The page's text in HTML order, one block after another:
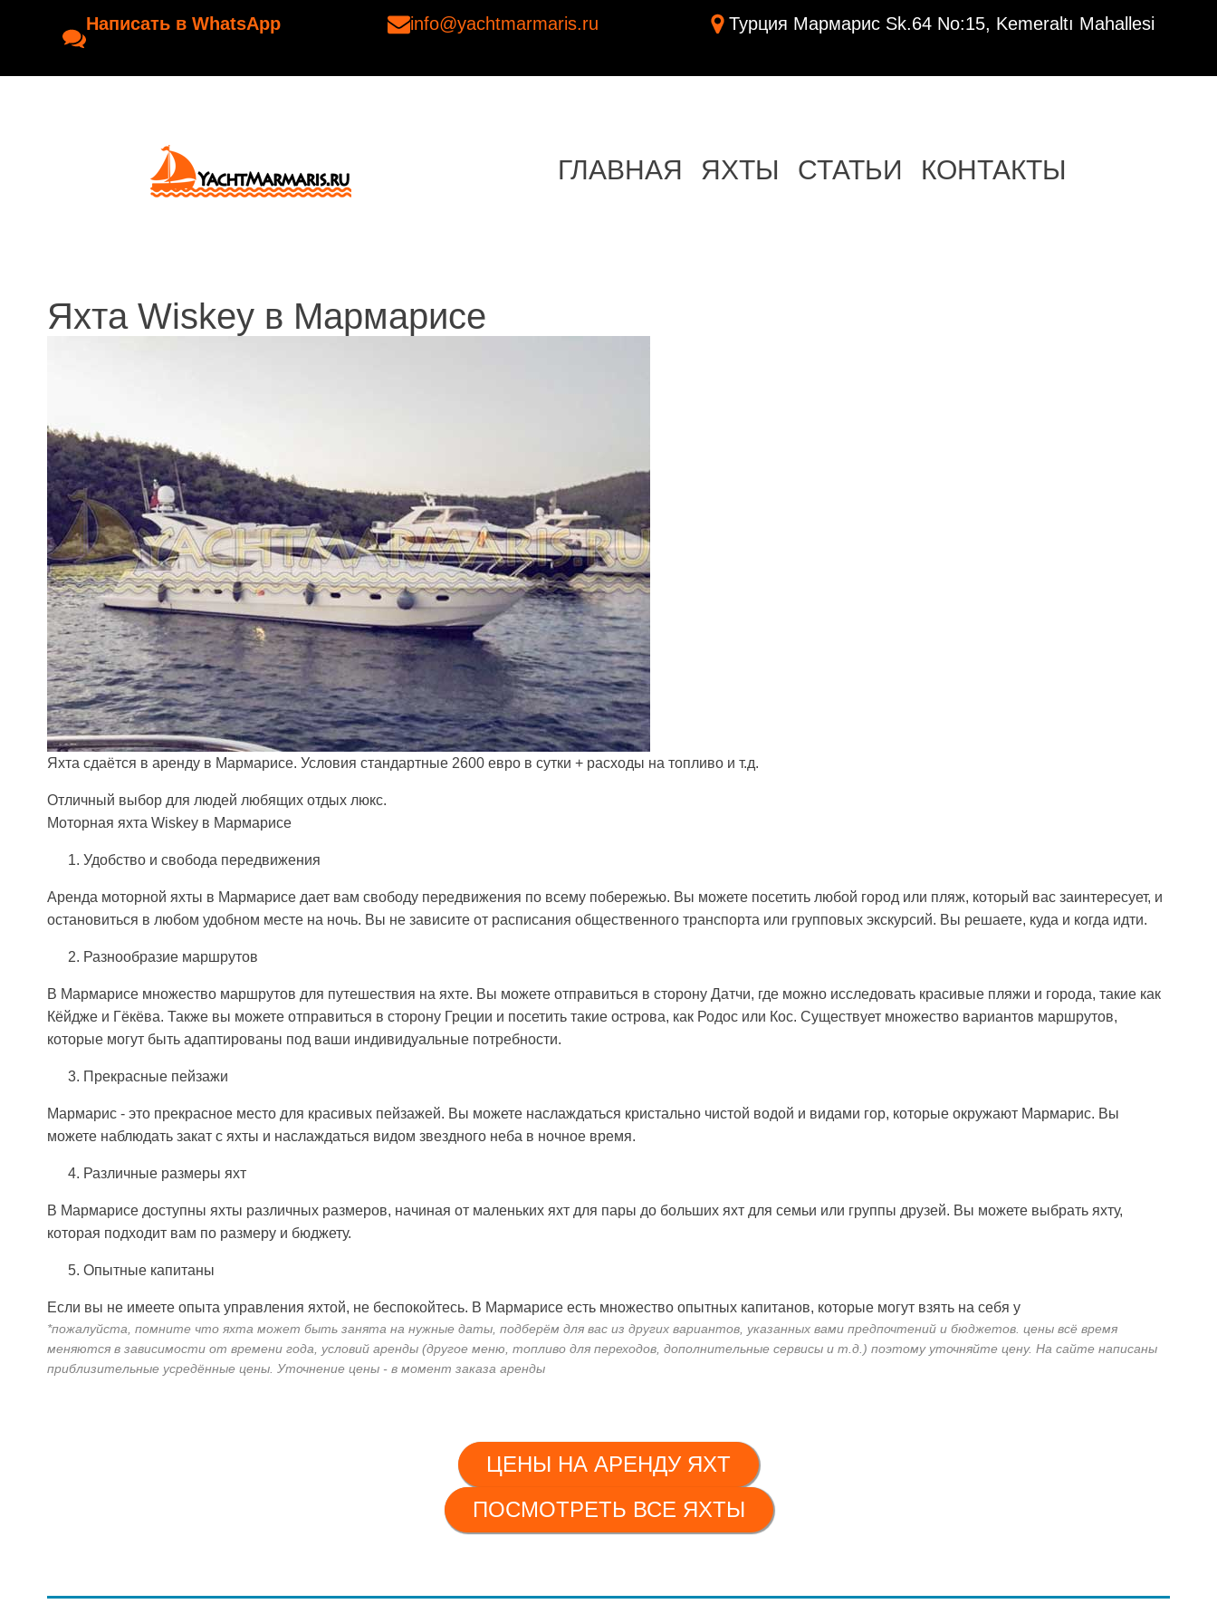
Написать в WhatsApp info@yachtmarmaris.ru Турция Мармарис Sk.64 No:15, Kemeraltı Mahallesi
ГЛАВНАЯ ЯХТЫ СТАТЬИ КОНТАКТЫ
Яхта Wiskey в Мармарисе
Яхта сдаётся в аренду в Мармарисе. Условия стандартные 2600 евро в сутки + расходы на топливо и т.д.
Отличный выбор для людей любящих отдых люкс.
Моторная яхта Wiskey в Мармарисе
Удобство и свобода передвижения
Аренда моторной яхты в Мармарисе дает вам свободу передвижения по всему побережью. Вы можете посетить любой город или пляж, который вас заинтересует, и
остановиться в любом удобном месте на ночь. Вы не зависите от расписания общественного транспорта или групповых экскурсий. Вы решаете, куда и когда идти.
Разнообразие маршрутов
В Мармарисе множество маршрутов для путешествия на яхте. Вы можете отправиться в сторону Датчи, где можно исследовать красивые пляжи и города, такие как
Кёйдже и Гёкёва. Также вы можете отправиться в сторону Греции и посетить такие острова, как Родос или Кос. Существует множество вариантов маршрутов,
которые могут быть адаптированы под ваши индивидуальные потребности.
Прекрасные пейзажи
Мармарис - это прекрасное место для красивых пейзажей. Вы можете наслаждаться кристально чистой водой и видами гор, которые окружают Мармарис. Вы
можете наблюдать закат с яхты и наслаждаться видом звездного неба в ночное время.
Различные размеры яхт
В Мармарисе доступны яхты различных размеров, начиная от маленьких яхт для пары до больших яхт для семьи или группы друзей. Вы можете выбрать яхту,
которая подходит вам по размеру и бюджету.
Опытные капитаны
Если вы не имеете опыта управления яхтой, не беспокойтесь. В Мармарисе есть множество опытных капитанов, которые могут взять на себя у
*пожалуйста, помните что яхта может быть занята на нужные даты, подберём для вас из других вариантов, указанных вами предпочтений и бюджетов. цены всё время
меняются в зависимости от времени года, условий аренды (другое меню, топливо для переходов, дополнительные сервисы и т.д.) поэтому уточняйте цену. На сайте написаны
приблизительные усредённые цены. Уточнение цены - в момент заказа аренды
ЦЕНЫ НА АРЕНДУ ЯХТ
ПОСМОТРЕТЬ ВСЕ ЯХТЫ